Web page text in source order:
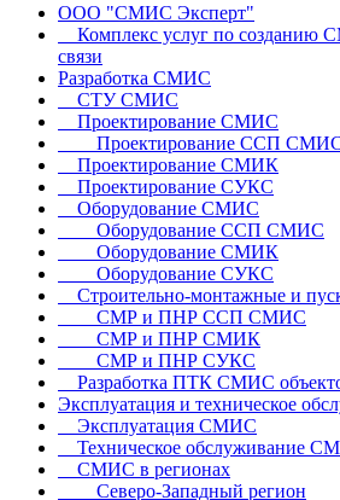
ООО "СМИС Эксперт"
Комплекс услуг по
связи
Разработка СМИС
СТУ СМИС
Проектирование СМИС
Проектирование ССП
Проектирование СМИК
Проектирование СУКС
Оборудование СМИС
Оборудование ССП СМИС
Оборудование СМИК
Оборудование СУКС
Строительно-монтажные и
СМР и ПНР ССП СМИС
СМР и ПНР СМИК
СМР и ПНР СУКС
Разработка ПТК СМИС
Эксплуатация и техническое
Эксплуатация СМИС
Техническое обслуживание
СМИС в регионах
Северо-Западный регион